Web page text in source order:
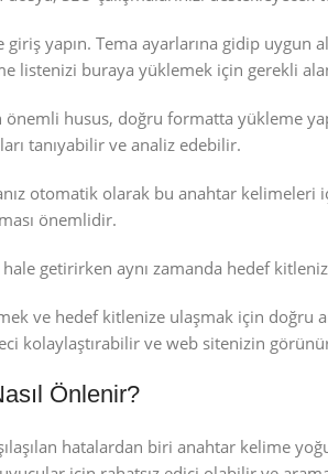
yapın. Tema ayarlarına gidip uygun
listenizi buraya yüklemek için gerekli
husus, doğru formatta yükleme
tanıyabilir ve analiz edebilir.
otomatik olarak bu anahtar
önemlidir.
getirirken aynı zamanda hedef
ve hedef kitlenize ulaşmak için
kolaylaştırabilir ve web sitenizin
Önlenir?
hatalardan biri anahtar kelime